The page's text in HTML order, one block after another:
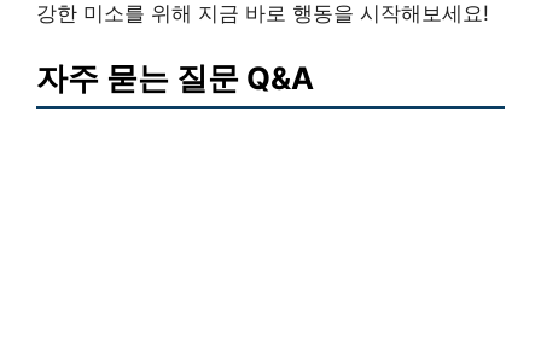
강한 미소를 위해 지금 바로 행동을 시작해보세요!
자주 묻는 질문 Q&A